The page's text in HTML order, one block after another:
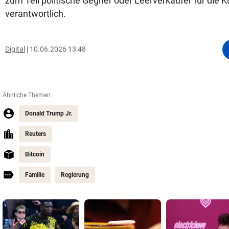
verantwortlich.
Digital 10.06.2026 13:48
Ähnliche Themen
Donald Trump Jr.
Reuters
Bitcoin
Familie Regierung